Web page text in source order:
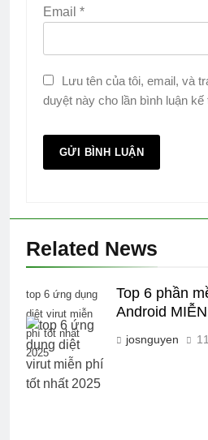
Email *
Lưu tên của tôi, email, và
duyệt này cho lần bình luận kế
Related News
top 6 ứng dụng
diệt virut miễn
phí tốt nhất
2025
Top 6 phần
Android
josnguyen